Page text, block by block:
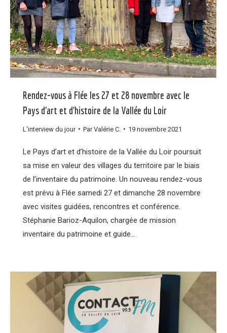
Rendez-vous à Flée les 27 et 28 novembre avec le
Pays d’art et d’histoire de la Vallée du Loir
L'interview du jour ParValérie C. 19 novembre 2021
Le Pays d’art et d’histoire de la Vallée du Loir poursuit
sa mise en valeur des villages du territoire par le biais
de l’inventaire du patrimoine. Un nouveau rendez-vous
est prévu à Flée samedi 27 et dimanche 28 novembre
avec visites guidées, rencontres et conférence.
Stéphanie Barioz-Aquilon, chargée de mission
inventaire du patrimoine et guide…